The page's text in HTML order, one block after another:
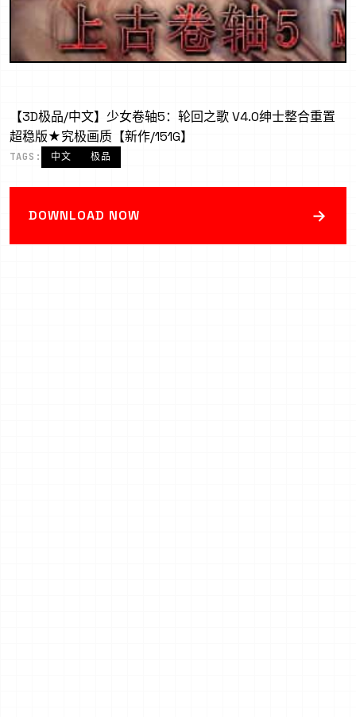
【3D极品/中文】少女卷轴5：轮回之歌 V4.0绅士整合重置
超稳版★究极画质【新作/151G】
TAGS: 中文 极品
DOWNLOAD NOW →